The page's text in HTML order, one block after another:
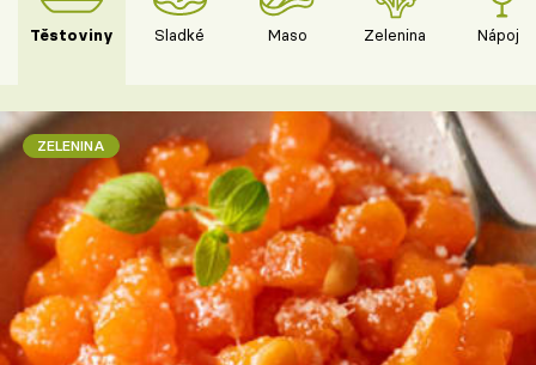
Těstoviny Sladké Maso Zelenina Nápoje
ZELENINA